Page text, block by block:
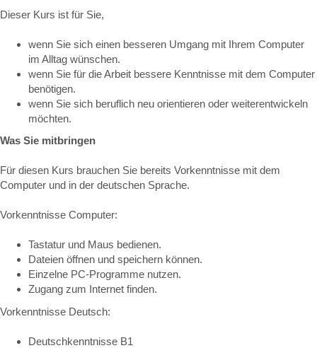
Dieser Kurs ist für Sie,
wenn Sie sich einen besseren Umgang mit Ihrem Computer
im Alltag wünschen.
wenn Sie für die Arbeit bessere Kenntnisse mit dem Computer
benötigen.
wenn Sie sich beruflich neu orientieren oder weiterentwickeln
möchten.
Was Sie mitbringen
Für diesen Kurs brauchen Sie bereits Vorkenntnisse mit dem
Computer und in der deutschen Sprache.
Vorkenntnisse Computer:
Tastatur und Maus bedienen.
Dateien öffnen und speichern können.
Einzelne PC-Programme nutzen.
Zugang zum Internet finden.
Vorkenntnisse Deutsch:
Deutschkenntnisse B1